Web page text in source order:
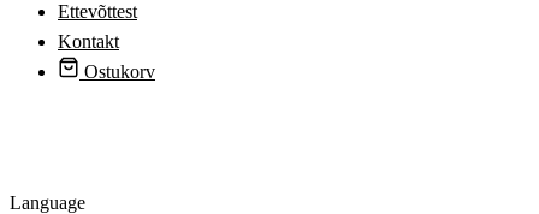
Ettevõttest
Kontakt
Ostukorv
Language